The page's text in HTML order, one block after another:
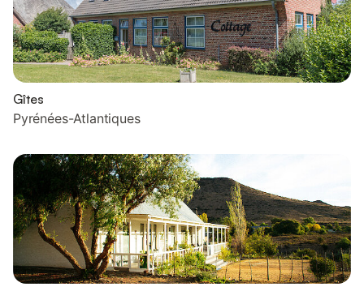
Gîtes
Pyrénées-Atlantiques